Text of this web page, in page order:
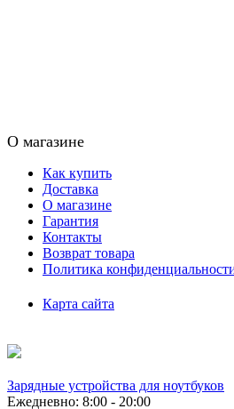
О магазине
Как купить
Доставка
О магазине
Гарантия
Контакты
Возврат товара
Политика
Карта сайта
Зарядные устройства для ноутбуков
Ежедневно: 8:00 - 20:00